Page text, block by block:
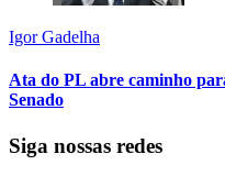
Igor Gadelha
Ata do PL abre caminho
Senado
Siga nossas redes